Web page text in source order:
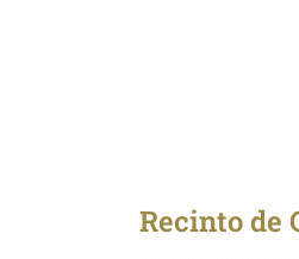
Recinto de